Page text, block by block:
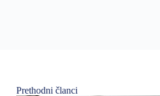
Prethodni članci